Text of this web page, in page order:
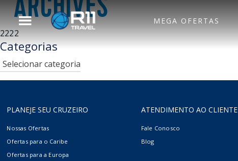
Voltar para o Menu
Principal
Royal Caribbean
Celebrity Cruises
Hotel
Aéreo
MEGA OFERTAS
ARCHIVES
2222
Categorias
Categorias
PLANEJE SEU CRUZEIRO
Nossas Ofertas
Ofertas para o Caribe
Ofertas para a Europa
ATENDIMENTO AO CLIENTE
Fale Conosco
Blog